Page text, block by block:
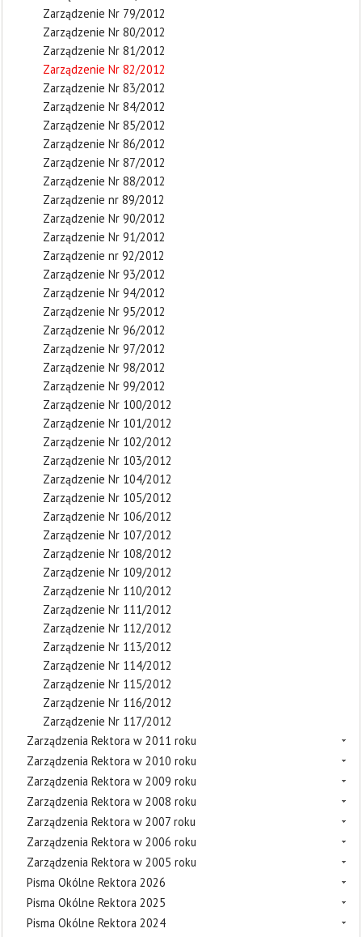
Zarządzenie Nr 79/2012
Zarządzenie Nr 80/2012
Zarządzenie Nr 81/2012
Zarządzenie Nr 82/2012
Zarządzenie Nr 83/2012
Zarządzenie Nr 84/2012
Zarządzenie Nr 85/2012
Zarządzenie Nr 86/2012
Zarządzenie Nr 87/2012
Zarządzenie Nr 88/2012
Zarządzenie nr 89/2012
Zarządzenie Nr 90/2012
Zarządzenie Nr 91/2012
Zarządzenie nr 92/2012
Zarządzenie Nr 93/2012
Zarządzenie Nr 94/2012
Zarządzenie Nr 95/2012
Zarządzenie Nr 96/2012
Zarządzenie Nr 97/2012
Zarządzenie Nr 98/2012
Zarządzenie Nr 99/2012
Zarządzenie Nr 100/2012
Zarządzenie Nr 101/2012
Zarządzenie Nr 102/2012
Zarządzenie Nr 103/2012
Zarządzenie Nr 104/2012
Zarządzenie Nr 105/2012
Zarządzenie Nr 106/2012
Zarządzenie Nr 107/2012
Zarządzenie Nr 108/2012
Zarządzenie Nr 109/2012
Zarządzenie Nr 110/2012
Zarządzenie Nr 111/2012
Zarządzenie Nr 112/2012
Zarządzenie Nr 113/2012
Zarządzenie Nr 114/2012
Zarządzenie Nr 115/2012
Zarządzenie Nr 116/2012
Zarządzenie Nr 117/2012
Zarządzenia Rektora w 2011 roku
Zarządzenia Rektora w 2010 roku
Zarządzenia Rektora w 2009 roku
Zarządzenia Rektora w 2008 roku
Zarządzenia Rektora w 2007 roku
Zarządzenia Rektora w 2006 roku
Zarządzenia Rektora w 2005 roku
Pisma Okólne Rektora 2026
Pisma Okólne Rektora 2025
Pisma Okólne Rektora 2024